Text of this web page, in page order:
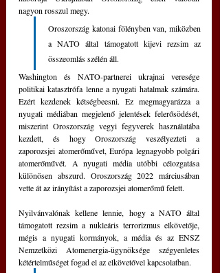
nagyon rosszul megy.
Oroszország katonai fölényben van, miközben
a NATO által támogatott kijevi rezsim az
összeomlás szélén áll.
Washington és NATO-partnerei ukrajnai veresége
politikai katasztrófa lenne a nyugati hatalmak számára.
Ezért kezdenek kétségbeesni. Ez megmagyarázza a
nyugati médiában megjelenő jelentések felerősödését,
miszerint Oroszország vegyi fegyverek használatába
kezdett, és hogy Oroszország veszélyezteti a
zaporozsjei atomerőművet, Európa legnagyobb polgári
atomerőművét. A nyugati média utóbbi célozgatása
különösen abszurd. Oroszország 2022 márciusában
vette át az irányítást a zaporozsjei atomerőmű felett.
Nyilvánvalónak kellene lennie, hogy a NATO által
támogatott rezsim a nukleáris terrorizmus elkövetője,
mégis a nyugati kormányok, a média és az ENSZ
Nemzetközi Atomenergia-ügynöksége szégyenletes
kétértelműséget fogad el az elkövetővel kapcsolatban.